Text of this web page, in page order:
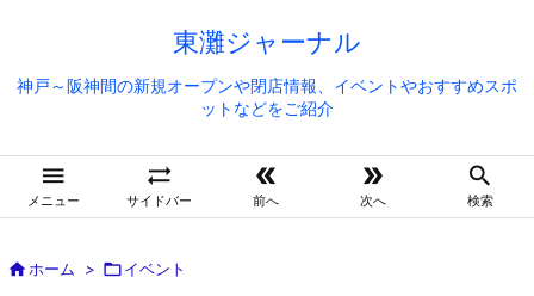
東灘ジャーナル
神戸～阪神間の新規オープンや閉店情報、イベントやおすすめスポ
ットなどをご紹介

メニュー

サイドバー

前へ

次へ

検索
ホーム > イベント